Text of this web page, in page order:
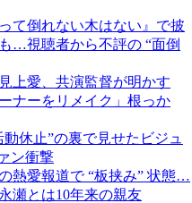
て倒れない木はない』で披
…視聴者から不評の “面倒
上愛、共演監督が明かす
ナーをリメイク」根っか
休止”の裏で見せたビジュ
ン衝撃
熱愛報道で “板挟み” 状態…
瀬とは10年来の親友